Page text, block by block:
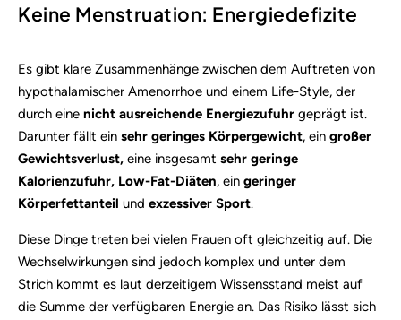
Keine Menstruation: Energiedefizite
Es gibt klare Zusammenhänge zwischen dem Auftreten von
hypothalamischer Amenorrhoe und einem Life-Style, der
durch eine nicht ausreichende Energiezufuhr geprägt ist.
Darunter fällt ein sehr geringes Körpergewicht, ein großer
Gewichtsverlust, eine insgesamt sehr geringe
Kalorienzufuhr, Low-Fat-Diäten, ein geringer
Körperfettanteil und exzessiver Sport.
Diese Dinge treten bei vielen Frauen oft gleichzeitig auf. Die
Wechselwirkungen sind jedoch komplex und unter dem
Strich kommt es laut derzeitigem Wissensstand meist auf
die Summe der verfügbaren Energie an. Das Risiko lässt sich